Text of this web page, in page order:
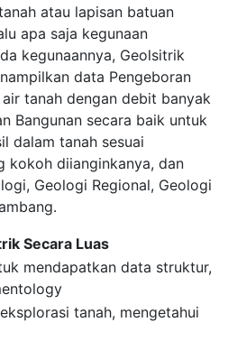
atau lapisan batuan
apa saja kegunaan
kegunaannya, Geolsitrik
data Pengeboran
tanah dengan debit banyak
Bangunan secara baik untuk
dalam tanah sesuai
kokoh diianginkanya, dan
Geologi Regional, Geologi
Secara Luas
mendapatkan data struktur,
tanah, mengetahui